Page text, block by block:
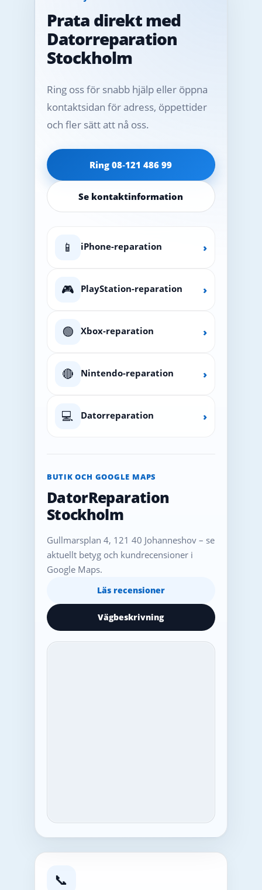
Prata direkt med
Datorreparation
Stockholm
Ring oss för snabb hjälp eller öppna
kontaktsidan för adress, öppettider
och fler sätt att nå oss.
Ring 08‑121 486 99
Se kontaktinformation
📱 iPhone-reparation ›
🎮 PlayStation-reparation ›
🟢 Xbox-reparation ›
🔴 Nintendo-reparation ›
💻 Datorreparation ›
BUTIK OCH GOOGLE MAPS
DatorReparation
Stockholm
Gullmarsplan 4, 121 40 Johanneshov – se
aktuellt betyg och kundrecensioner i
Google Maps.
Läs recensioner
Vägbeskrivning
📞